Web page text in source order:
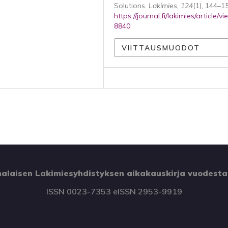
Solutions. Lakimies, 124(1),
https://journal.fi/lakimies/article/
8840
VIITTAUSMUODOT
Lakimiesyhdistyksen aikakauskirja vuodesta
ISSN 0023-7353 eISSN 2953-9919